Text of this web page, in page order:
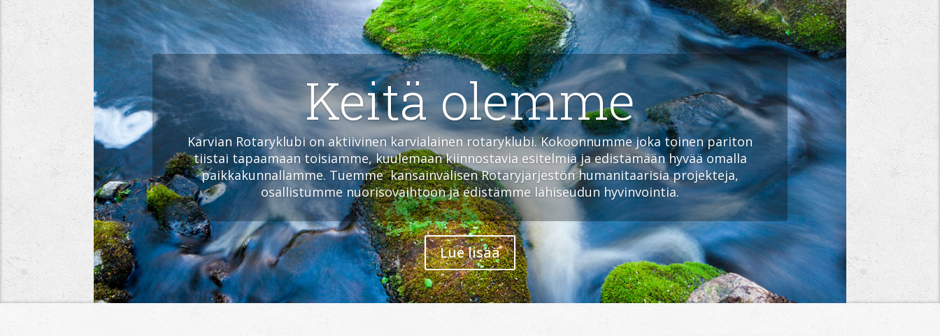
Keitä olemme
Karvian Rotaryklubion aktiivinen karvialainenrotaryklubi. Kokoonnummejoka toinen pariton
tiistai tapaamaan toisiamme, kuulemaan kiinnostavia esitelmiä ja edistämään hyvää omalla
paikkakunnallamme. Tuemme kansainvälisen Rotaryjärjestön humanitaarisia projekteja,
osallistumme nuorisovaihtoon ja edistämme lähiseudun hyvinvointia.
Lue lisää